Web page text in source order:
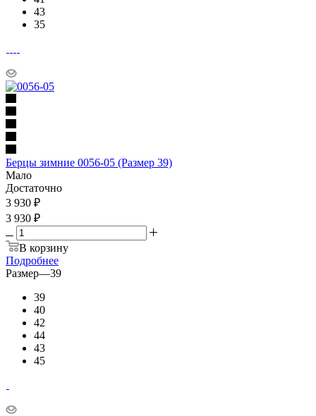
43
35
Берцы зимние 0056-05 (Размер 39)
Мало
Достаточно
3 930 ₽
3 930 ₽
В корзину
Подробнее
Размер—39
39
40
42
44
43
45